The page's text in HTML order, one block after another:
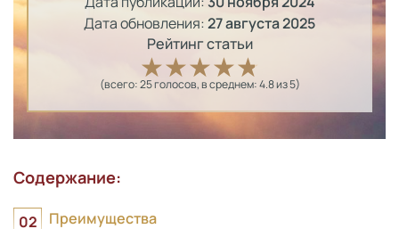
Дата обновления:27 августа 2025
Рейтинг статьи
(всего:25голосов, в среднем:4.8из 5)
Содержание:
Преимущества